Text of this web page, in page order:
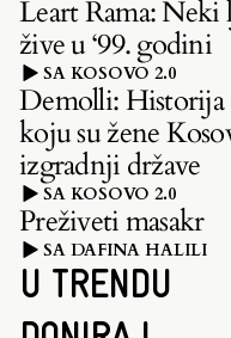
Leart Rama:
žive u ‘99. godini
SA KOSOVO 2.0
Demolli: Historija
koju su žene
izgradnji države
SA KOSOVO 2.0
Preživeti masakr
SA DAFINA HALILI
U TRENDU